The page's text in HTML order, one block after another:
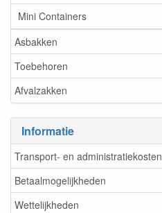
Mini Containers
Asbakken
Toebehoren
Afvalzakken
Informatie
Transport- en administratiekosten
Betaalmogelijkheden
Wettelijkheden